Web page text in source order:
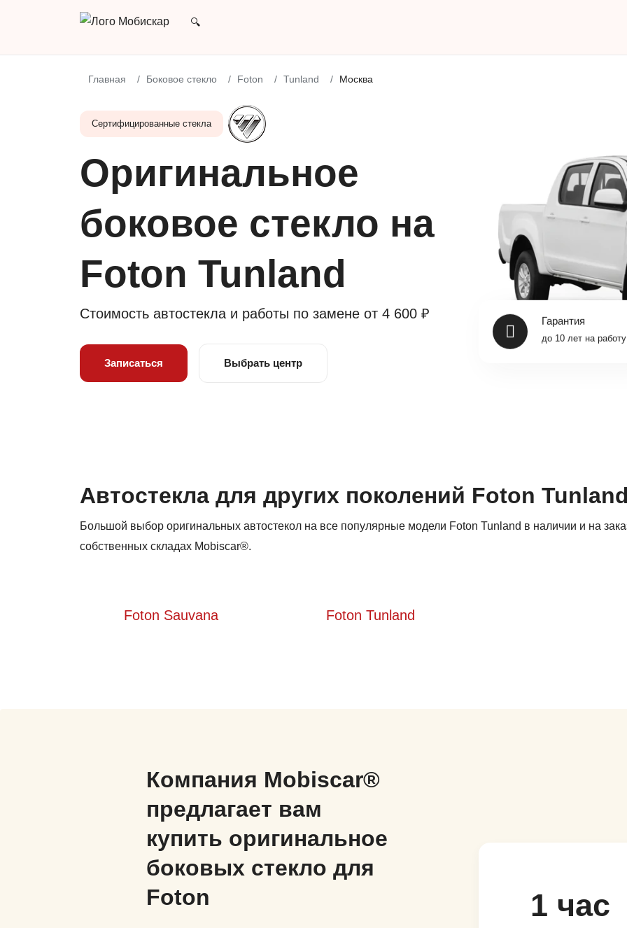
Главная Боковое стекло Foton Tunland Москва
Сертифицированные стекла
Оригинальное
боковое стекло на
Foton Tunland
Стоимость автостекла и работы по замене от 4 600 ₽
Записаться Выбрать центр
Гарантия
до 10 лет на работу
Автостекла для других поколений Foton
Большой выбор оригинальных автостекол на все популярные модели Foton Tunland в наличии и на
собственных складах Mobiscar®.
Foton Sauvana Foton Tunland
Компания Mobiscar®
предлагает вам
купить оригинальное
боковых стекло для
Foton
1 час